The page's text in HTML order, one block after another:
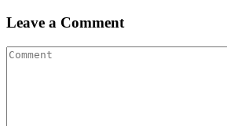
Leave a Comment